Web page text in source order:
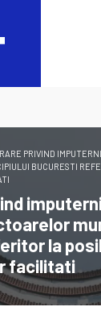
PRIVIND
BUCURESTI
la
facilitati